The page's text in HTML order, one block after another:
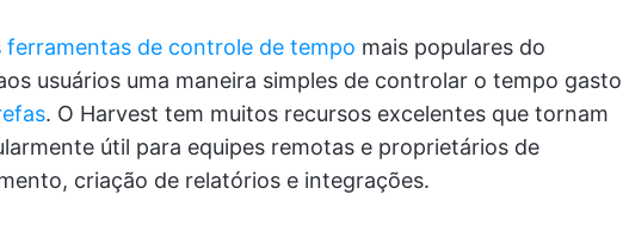
ferramentas de controle de tempo mais populares do
usuários uma maneira simples de controlar o tempo gasto
. O Harvest tem muitos recursos excelentes que tornam
útil para equipes remotas e proprietários de
criação de relatórios e integrações.